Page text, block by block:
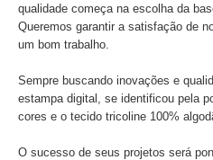
qualidade começa na escolha da
Queremos garantir a satisfação de
um bom trabalho.
Sempre buscando inovações e
estampa digital, se identificou pela
cores e o tecido tricoline 100%
O sucesso de seus projetos será